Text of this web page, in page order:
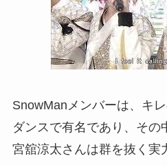
SnowManメンバーは、キ
ダンスで有名であり、その
宮舘涼太さんは群を抜く実